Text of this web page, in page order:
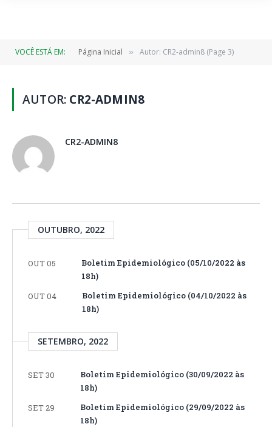
VOCÊ ESTÁ EM: Página Inicial » Autor: CR2-admin8 (Page 3)
AUTOR: CR2-ADMIN8
CR2-ADMIN8
OUTUBRO, 2022
OUT 05
Boletim Epidemiológico (05/10/2022 às
18h)
OUT 04
Boletim Epidemiológico (04/10/2022 às
18h)
SETEMBRO, 2022
SET 30
Boletim Epidemiológico (30/09/2022 às
18h)
SET 29
Boletim Epidemiológico (29/09/2022 às
18h)